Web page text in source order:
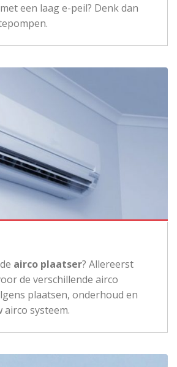
een laag e-peil? Denk dan
airco plaatser? Allereerst
de verschillende airco
plaatsen, onderhoud en
airco systeem.